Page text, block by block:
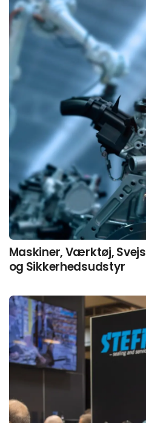
Maskiner, Værktøj,
og Sikkerhedsudstyr